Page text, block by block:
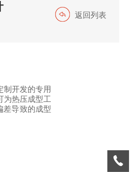
返回列表
制开发的专用
为热压成型工
差导致的成型